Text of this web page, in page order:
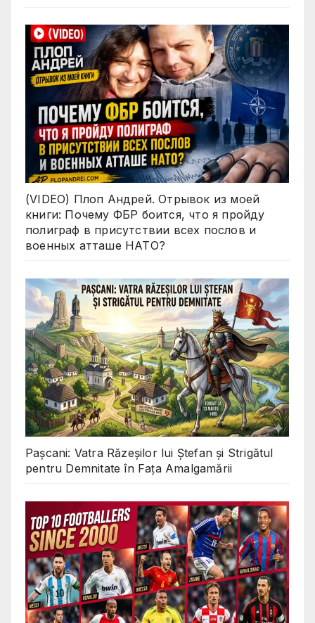
(VIDEO) Плоп Андрей. Отрывок из моей
книги: Почему ФБР боится, что я пройду
полиграф в присутствии всех послов и
военных атташе НАТО?
Pașcani: Vatra Răzeșilor lui Ștefan și Strigătul
pentru Demnitate în Fața Amalgamării